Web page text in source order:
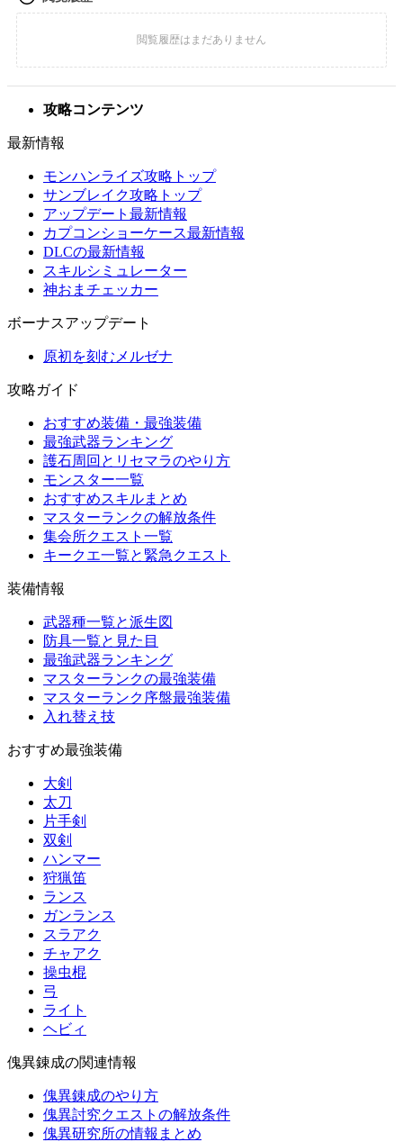
攻略コンテンツ
最新情報
モンハンライズ攻略トップ
サンブレイク攻略トップ
アップデート最新情報
カプコンショーケース最新情報
DLCの最新情報
スキルシミュレーター
神おまチェッカー
ボーナスアップデート
原初を刻むメルゼナ
攻略ガイド
おすすめ装備・最強装備
最強武器ランキング
護石周回とリセマラのやり方
モンスター一覧
おすすめスキルまとめ
マスターランクの解放条件
集会所クエスト一覧
キークエ一覧と緊急クエスト
装備情報
武器種一覧と派生図
防具一覧と見た目
最強武器ランキング
マスターランクの最強装備
マスターランク序盤最強装備
入れ替え技
おすすめ最強装備
大剣
太刀
片手剣
双剣
ハンマー
狩猟笛
ランス
ガンランス
スラアク
チャアク
操虫棍
弓
ライト
ヘビィ
傀異錬成の関連情報
傀異錬成のやり方
傀異討究クエストの解放条件
傀異研究所の情報まとめ